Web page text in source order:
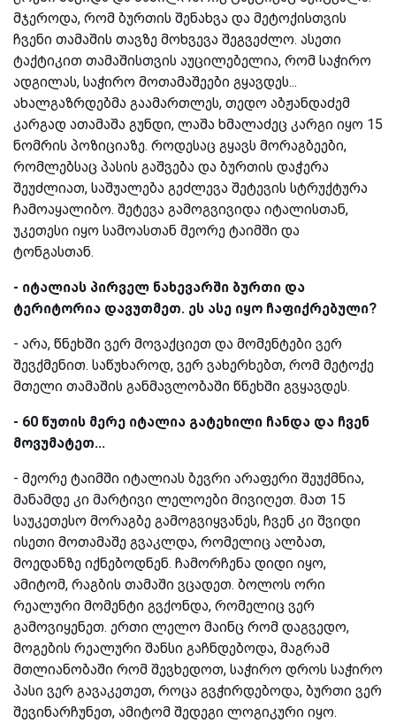
მჯეროდა, რომ ბურთის შენახვა და მეტოქისთვის
ჩვენი თამაშის თავზე მოხვევა შეგვეძლო. ასეთი
ტაქტიკით თამაშისთვის აუცილებელია, რომ საჭირო
ადგილას, საჭირო მოთამაშეები გყავდეს...
ახალგაზრდებმა გაამართლეს, თედო აბჟანდაძემ
კარგად ათამაშა გუნდი, ლაშა ხმალაძეც კარგი იყო 15
ნომრის პოზიციაზე. როდესაც გყავს მორაგბეები,
რომლებსაც პასის გაშვება და ბურთის დაჭერა
შეუძლიათ, საშუალება გეძლევა შეტევის სტრუქტურა
ჩამოაყალიბო. შეტევა გამოგვივიდა იტალისთან,
უკეთესი იყო სამოასთან მეორე ტაიმში და
ტონგასთან.
- იტალიას პირველ ნახევარში ბურთი და
ტერიტორია დავუთმეთ. ეს ასე იყო ჩაფიქრებული?
- არა, წნეხში ვერ მოვაქციეთ და მომენტები ვერ
შევქმენით. საწუხაროდ, ვერ ვახერხებთ, რომ მეტოქე
მთელი თამაშის განმავლობაში წნეხში გვყავდეს.
- 60 წუთის მერე იტალია გატეხილი ჩანდა და ჩვენ
მოვუმატეთ...
- მეორე ტაიმში იტალიას ბევრი არაფერი შეუქმნია,
მანამდე კი მარტივი ლელოები მივიღეთ. მათ 15
საუკეთესო მორაგბე გამოგვიყვანეს, ჩვენ კი შვიდი
ისეთი მოთამაშე გვაკლდა, რომელიც ალბათ,
მოედანზე იქნებოდნენ. ჩამორჩენა დიდი იყო,
ამიტომ, რაგბის თამაში ვცადეთ. ბოლოს ორი
რეალური მომენტი გვქონდა, რომელიც ვერ
გამოვიყენეთ. ერთი ლელო მაინც რომ დაგვედო,
მოგების რეალური შანსი გაჩნდებოდა, მაგრამ
მთლიანობაში რომ შევხედოთ, საჭირო დროს საჭირო
პასი ვერ გავაკეთეთ, როცა გვჭირდებოდა, ბურთი ვერ
შევინარჩუნეთ, ამიტომ შედეგი ლოგიკური იყო.